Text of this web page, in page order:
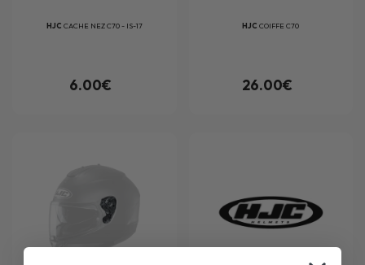
HJC CACHE NEZ C70 - IS-17
6.00€
HJCCOIFFE C70
26.00€